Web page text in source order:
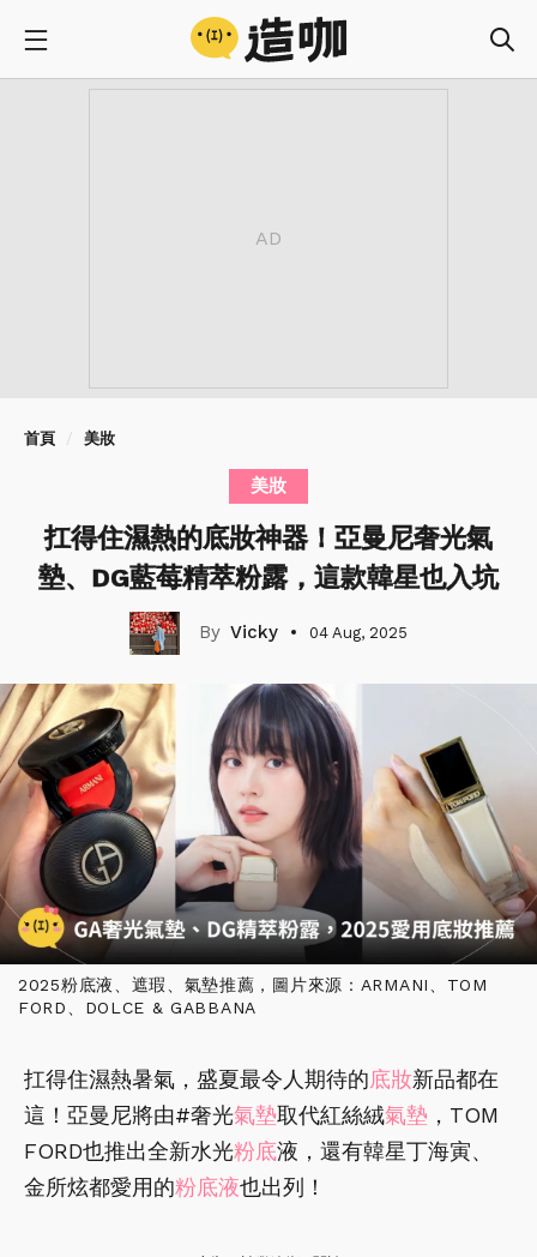
首頁 美妝
美妝
扛得住濕熱的底妝神器！亞曼尼奢光氣
墊、DG藍莓精萃粉露，這款韓星也入坑
Vicky 04 Aug, 2025
2025粉底液、遮瑕、氣墊推薦，圖片來源：ARMANI、TOM
FORD、DOLCE & GABBANA
扛得住濕熱暑氣，盛夏最令人期待的底妝新品都在
這！亞曼尼將由#奢光氣墊取代紅絲絨氣墊 ，TOM
FORD也推出全新水光粉底液，還有韓星丁海寅、
金所炫都愛用的粉底液也出列！